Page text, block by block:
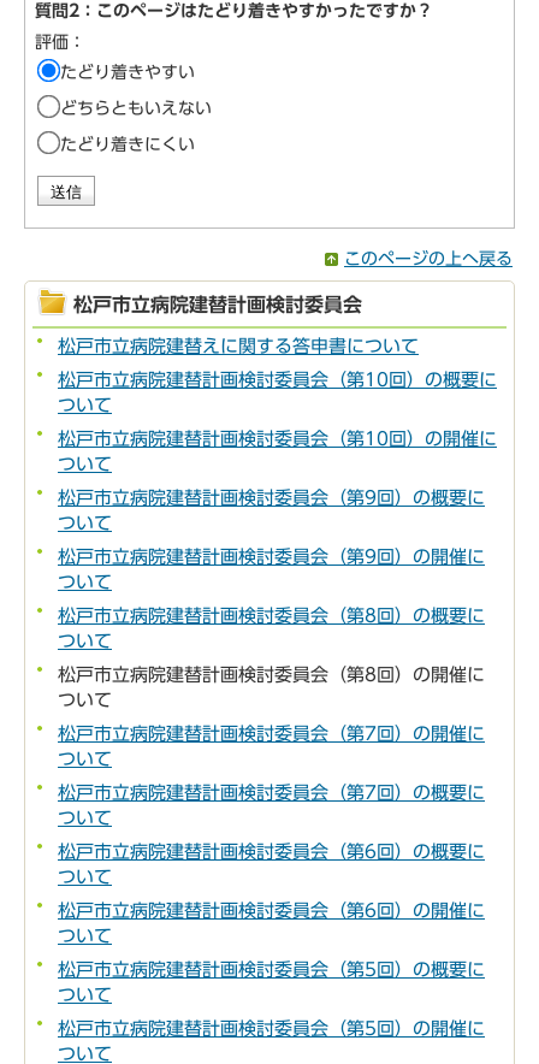
質問2：このページはたどり着きやすかったですか？
評価：
たどり着きやすい
どちらともいえない
たどり着きにくい
このページの上へ戻る
松戸市立病院建替計画検討委員会
松戸市立病院建替えに関する答申書について
松戸市立病院建替計画検討委員会（第10回）の概要に
ついて
松戸市立病院建替計画検討委員会（第10回）の開催に
ついて
松戸市立病院建替計画検討委員会（第9回）の概要に
ついて
松戸市立病院建替計画検討委員会（第9回）の開催に
ついて
松戸市立病院建替計画検討委員会（第8回）の概要に
ついて
松戸市立病院建替計画検討委員会（第8回）の開催に
ついて
松戸市立病院建替計画検討委員会（第7回）の開催に
ついて
松戸市立病院建替計画検討委員会（第7回）の概要に
ついて
松戸市立病院建替計画検討委員会（第6回）の概要に
ついて
松戸市立病院建替計画検討委員会（第6回）の開催に
ついて
松戸市立病院建替計画検討委員会（第5回）の概要に
ついて
松戸市立病院建替計画検討委員会（第5回）の開催に
ついて